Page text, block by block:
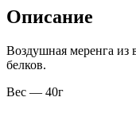
Описание
Воздушная меренга из
белков.
Вес — 40г